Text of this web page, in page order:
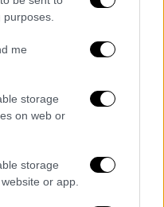
me
storage
on web or
storage
or app.
Πειραιωτών.
οι «ερυθρόλευκοι»
μεταγραφή και
στο Γ.
ο Ποντένσε
και 14 ασίστ
Ενώ το
Γουλβς έναντι